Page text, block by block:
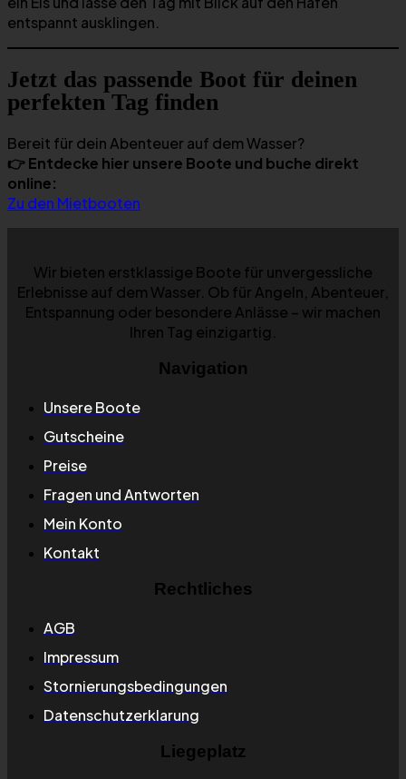
entspannt ausklingen.
Jetzt das passende Boot für deinen
perfekten Tag finden
Bereit für dein Abenteuer auf dem Wasser?
👉 Entdecke hier unsere Boote und buche direkt
online:
Zu den Mietbooten
Wir bieten erstklassige Boote für unvergessliche
Erlebnisse auf dem Wasser. Ob für Angeln, Abenteuer,
Entspannung oder besondere Anlässe – wir machen
Ihren Tag einzigartig.
Navigation
Unsere Boote
Gutscheine
Preise
Fragen und Antworten
Mein Konto
Kontakt
Rechtliches
AGB
Impressum
Stornierungsbedingungen
Datenschutzerklarung
Liegeplatz